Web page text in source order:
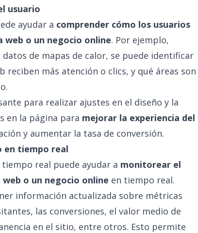
usuario
ayudar a comprender cómo los usuarios
web o un negocio online. Por ejemplo,
de mapas de calor, se puede identificar
reciben más atención o clics, y qué áreas son
para realizar ajustes en el diseño y la
en la página para mejorar la experiencia del
y aumentar la tasa de conversión.
en tiempo real
real puede ayudar a monitorear el
o un negocio online en tiempo real.
información actualizada sobre métricas
las conversiones, el valor medio de
en el sitio, entre otros. Esto permite